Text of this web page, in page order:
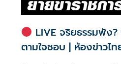
LIVE จริยธรรมพัง?
ตามใจชอบ | ห้องข่าวไ